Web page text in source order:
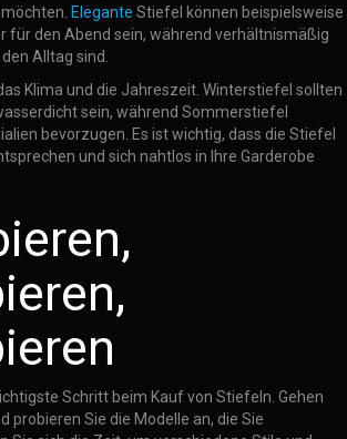
Elegante Stiefel können beispielsweise
für den Abend sein, während verhältnismäßig
Alltag sind.
Klima und die Jahreszeit. Winterstiefel sollten
sein, während Sommerstiefel
bevorzugen. Es ist wichtig, dass die Stiefel
und sich nahtlos in Ihre Garderobe
Schritt beim Kauf von Stiefeln. Gehen
probieren Sie die Modelle an, die Sie